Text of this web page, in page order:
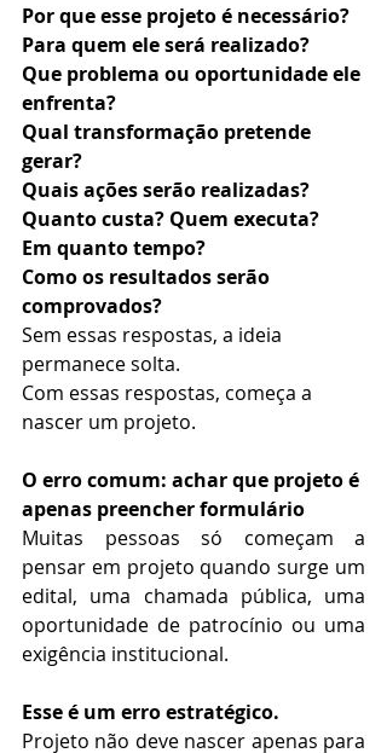
Por que esse projeto é necessário?
Para quem ele será realizado?
Que problema ou oportunidade ele
enfrenta?
Qual transformação pretende
gerar?
Quais ações serão realizadas?
Quanto custa? Quem executa?
Em quanto tempo?
Como os resultados serão
comprovados?
Sem essas respostas, a ideia
permanece solta.
Com essas respostas, começa a
nascer um projeto.
O erro comum: achar que projeto é
apenas preencher formulário
Muitas pessoas só começam a
pensar em projeto quando surge um
edital, uma chamada pública, uma
oportunidade de patrocínio ou uma
exigência institucional.
Esse é um erro estratégico.
Projeto não deve nascer apenas para